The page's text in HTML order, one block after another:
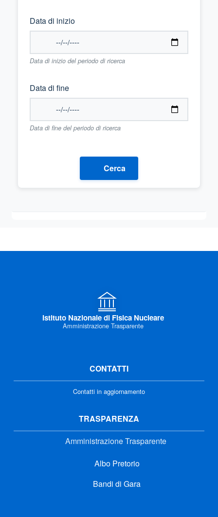
Data di inizio
Data di inizio del periodo di ricerca
Data di fine
Data di fine del periodo di ricerca
Cerca
Istituto Nazionale di Fisica Nucleare
Amministrazione Trasparente
CONTATTI
Contatti in aggiornamento
TRASPARENZA
Amministrazione Trasparente
Albo Pretorio
Bandi di Gara